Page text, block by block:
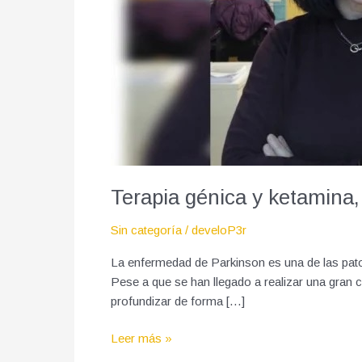
Terapia génica y
Sin categoría / develoP3r
La enfermedad de Parkinson es una de las
Pese a que se han llegado a realizar una
profundizar de forma […]
Leer más »